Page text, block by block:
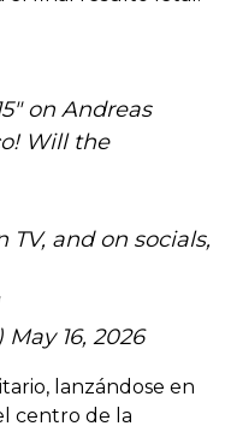
on Andreas
Will the
TV, and on socials,
May 16, 2026
lanzándose en
centro de la